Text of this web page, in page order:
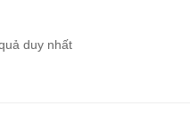
135.000₫.
duy nhất